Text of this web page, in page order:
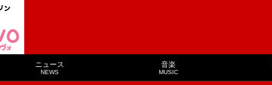
ニュース
NEWS
音楽
MUSIC